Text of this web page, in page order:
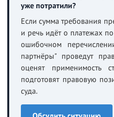
уже потратили?
Если сумма требования
и речь идёт о платежах
ошибочном
партнёры" проведут
оценят
подготовят правовую
суда.